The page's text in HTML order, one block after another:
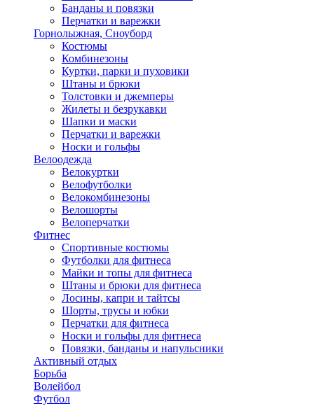
Банданы и повязки
Перчатки и варежки
Горнолыжная, Сноуборд
Костюмы
Комбинезоны
Куртки, парки и пуховики
Штаны и брюки
Толстовки и джемперы
Жилеты и безрукавки
Шапки и маски
Перчатки и варежки
Носки и гольфы
Велоодежда
Велокуртки
Велофутболки
Велокомбинезоны
Велошорты
Велоперчатки
Фитнес
Спортивные костюмы
Футболки для фитнеса
Майки и топы для фитнеса
Штаны и брюки для фитнеса
Лосины, капри и тайтсы
Шорты, трусы и юбки
Перчатки для фитнеса
Носки и гольфы для фитнеса
Повязки, банданы и напульсники
Активный отдых
Борьба
Волейбол
Футбол